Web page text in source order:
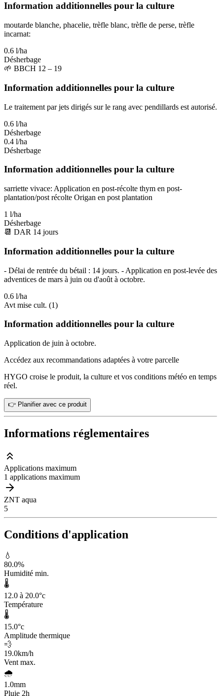
Information additionnelles pour la culture
moutarde blanche, phacelie, trèfle blanc, trèfle de perse, trèfle
incarnat:
0.6 l/ha
Désherbage
🌱 BBCH 12 – 19
Information additionnelles pour la culture
Le traitement par jets dirigés sur le rang avec pendillards est autorisé.
0.6 l/ha
Désherbage
0.4 l/ha
Désherbage
Information additionnelles pour la culture
sarriette vivace: Application en post-récolte thym en post-
plantation/post récolte Origan en post plantation
1 l/ha
Désherbage
📆 DAR 14 jours
Information additionnelles pour la culture
- Délai de rentrée du bétail : 14 jours. - Application en post-levée des
adventices de mars à juin ou d'août à octobre.
0.6 l/ha
Avt mise cult. (1)
Information additionnelles pour la culture
Application de juin à octobre.
Accédez aux recommandations adaptées à votre parcelle
HYGO croise le produit, la culture et vos conditions météo en temps
réel.
👉 Planifier avec ce produit
Informations réglementaires
Applications maximum
1 applications maximum
ZNT aqua
5
Conditions d'application
💧
80.0%
Humidité min.
🌡️
12.0 à 20.0°c
Température
🌡️
15.0°c
Amplitude thermique
💨
19.0km/h
Vent max.
🌧️
1.0mm
Pluie 2h